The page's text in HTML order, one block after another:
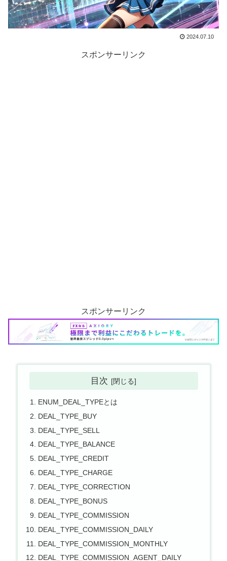
2024.07.10
スポンサーリンク
スポンサーリンク
目次
ENUM_DEAL_TYPEとは
DEAL_TYPE_BUY
DEAL_TYPE_SELL
DEAL_TYPE_BALANCE
DEAL_TYPE_CREDIT
DEAL_TYPE_CHARGE
DEAL_TYPE_CORRECTION
DEAL_TYPE_BONUS
DEAL_TYPE_COMMISSION
DEAL_TYPE_COMMISSION_DAILY
DEAL_TYPE_COMMISSION_MONTHLY
DEAL_TYPE_COMMISSION_AGENT_DAILY